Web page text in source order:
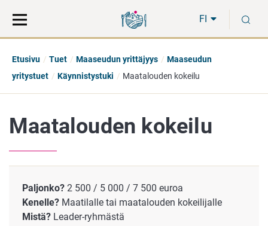
suoraan
sisältöön
koko
sivuston
FI
Etusivu Tuet Maaseudun yrittäjyys
Maaseudun
yritystuet
Käynnistystuki Maatalouden kokeilu
Maatalouden kokeilu
Paljonko? 2 500 / 5 000 / 7 500 euroa
Kenelle? Maatilalle tai maatalouden kokeilijalle
Mistä? Leader-ryhmästä